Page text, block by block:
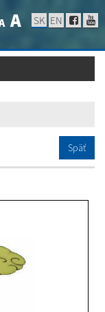
A SK EN
Späť